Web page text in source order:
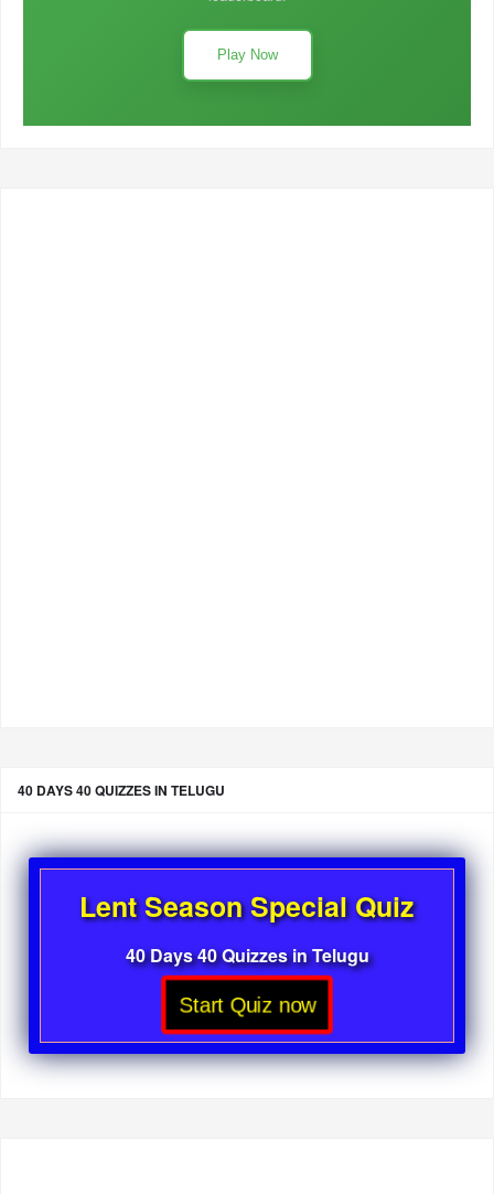
Play Now
40 DAYS 40 QUIZZES IN TELUGU
Lent Season Special Quiz
40 Days 40 Quizzes in Telugu
Start Quiz now